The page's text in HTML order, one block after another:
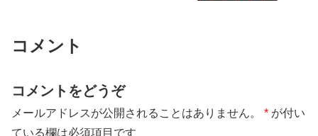
コメント
コメントをどうぞ
メールアドレスが公開されることはありません。 * が付い
ている欄は必須項目です